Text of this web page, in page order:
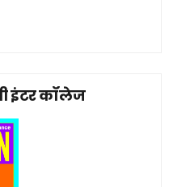
इंटर कॉलेज